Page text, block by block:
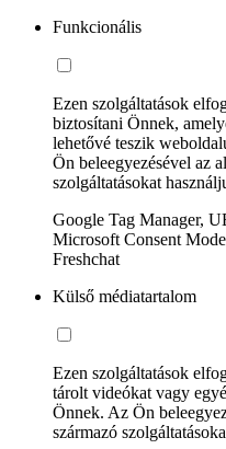
Funkcionális
Ezen szolgáltatások
biztosítani Önnek,
lehetővé teszik
Ön beleegyezésével az
szolgáltatásokat
Google Tag Manager,
Microsoft Consent
Freshchat
Külső médiatartalom
Ezen szolgáltatások
tárolt videókat vagy
Önnek. Az Ön
származó